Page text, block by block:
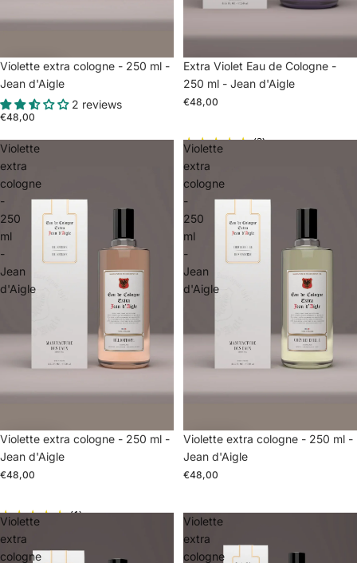
Violette extra cologne - 250 ml -
Jean d'Aigle
2 reviews
€48,00
Extra Violet Eau de Cologne -
250 ml - Jean d'Aigle
€48,00
(2)
Violette
extra
cologne
-
250
ml
-
Jean
d'Aigle
Violette extra cologne - 250 ml -
Jean d'Aigle
€48,00
(1)
Violette
extra
cologne
-
250
ml
-
Jean
d'Aigle
Violette extra cologne - 250 ml -
Jean d'Aigle
€48,00
Violette
extra
cologne
Violette
extra
cologne